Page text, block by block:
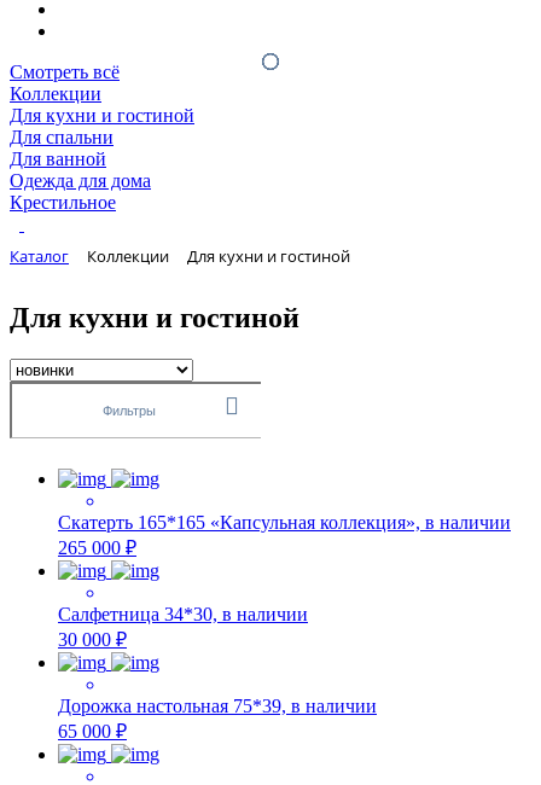
Смотреть всё
Коллекции
Для кухни и гостиной
Для спальни
Для ванной
Одежда для дома
Крестильное
Каталог Коллекции Для кухни и гостиной
Для кухни и гостиной
Фильтры
Скатерть 165*165 «Капсульная коллекция», в наличии
265 000 ₽
Салфетница 34*30, в наличии
30 000 ₽
Дорожка настольная 75*39, в наличии
65 000 ₽